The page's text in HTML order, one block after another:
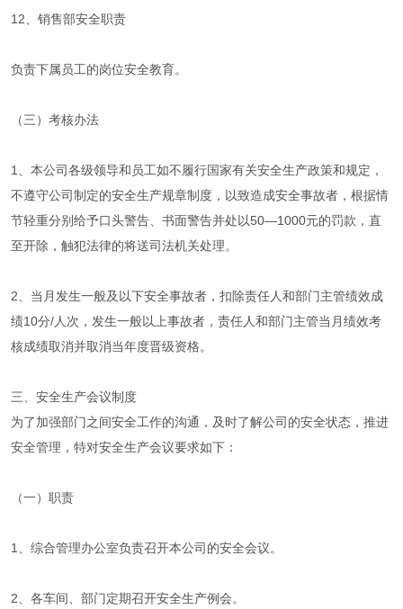
12、销售部安全职责
负责下属员工的岗位安全教育。
（三）考核办法
1、本公司各级领导和员工如不履行国家有关安全生产政策和规定，
不遵守公司制定的安全生产规章制度，以致造成安全事故者，根据情
节轻重分别给予口头警告、书面警告并处以50—1000元的罚款，直
至开除，触犯法律的将送司法机关处理。
2、当月发生一般及以下安全事故者，扣除责任人和部门主管绩效成
绩10分/人次，发生一般以上事故者，责任人和部门主管当月绩效考
核成绩取消并取消当年度晋级资格。
三、安全生产会议制度
为了加强部门之间安全工作的沟通，及时了解公司的安全状态，推进
安全管理，特对安全生产会议要求如下：
（一）职责
1、综合管理办公室负责召开本公司的安全会议。
2、各车间、部门定期召开安全生产例会。